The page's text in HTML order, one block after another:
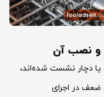
و نصب آن
یا دچار نشست شده‌اند،
ضعف در اجرای